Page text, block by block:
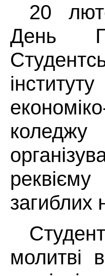
20
День
загиблих
молитві